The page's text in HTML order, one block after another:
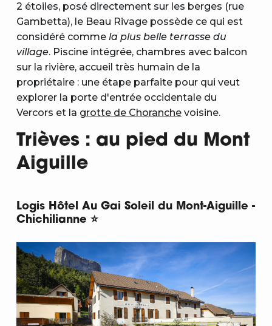
2 étoiles, posé directement sur les berges (rue
Gambetta), le Beau Rivage possède ce qui est
considéré comme la plus belle terrasse du
village. Piscine intégrée, chambres avec balcon
sur la rivière, accueil très humain de la
propriétaire : une étape parfaite pour qui veut
explorer la porte d'entrée occidentale du
Vercors et la grotte de Choranche voisine.
Trièves : au pied du Mont
Aiguille
Logis Hôtel Au Gai Soleil du Mont-Aiguille -
Chichilianne ⭐